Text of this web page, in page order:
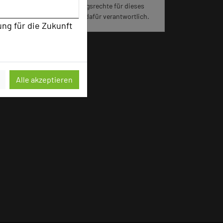
für die Zukunft
Alle akzeptieren
jeweiligen Hotels die Nutzungsrechte für dieses
Portal eingeräumt und sind dafür verantwortlich.